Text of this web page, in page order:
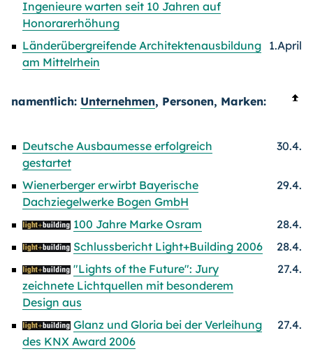
Ingenieure warten seit 10 Jahren auf
Honorarerhöhung
Länderübergreifende Architektenausbildung
am Mittelrhein
1.April
namentlich: Unternehmen, Personen, Marken:
Deutsche Ausbaumesse erfolgreich
gestartet
30.4.
Wienerberger erwirbt Bayerische
Dachziegelwerke Bogen GmbH
29.4.
100 Jahre Marke Osram
28.4.
Schlussbericht Light+Building 2006
28.4.
"Lights of the Future": Jury
zeichnete Lichtquellen mit besonderem
Design aus
27.4.
Glanz und Gloria bei der Verleihung
des KNX Award 2006
27.4.